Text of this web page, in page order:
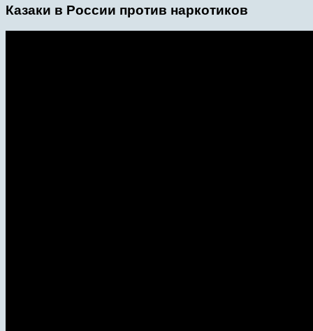
Казаки в России против наркотиков